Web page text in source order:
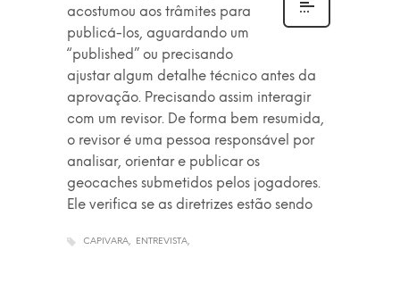
acostumou aos trâmites para
publicá-los, aguardando um
“published” ou precisando
ajustar algum detalhe técnico antes da
aprovação. Precisando assim interagir
com um revisor. De forma bem resumida,
o revisor é uma pessoa responsável por
analisar, orientar e publicar os
geocaches submetidos pelos jogadores.
Ele verifica se as diretrizes estão sendo
CAPIVARA ENTREVISTA